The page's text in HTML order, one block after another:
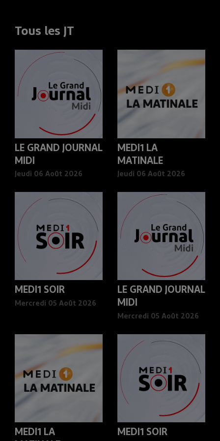
Tous les JT
LE GRAND JOURNAL
MIDI
Jeudi 06 Août 2026
MEDI1 LA
MATINALE
Jeudi 06 Août 2026
MEDI1 SOIR
Mercredi 05 Août 2026
LE GRAND JOURNAL
MIDI
Mercredi 05 Août 2026
MEDI1 LA
MEDI1 SOIR